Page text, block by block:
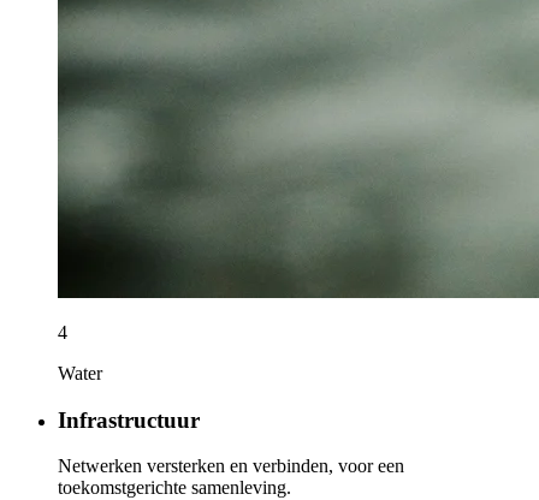
4
Water
Infrastructuur
Netwerken versterken en verbinden, voor een
toekomstgerichte samenleving.